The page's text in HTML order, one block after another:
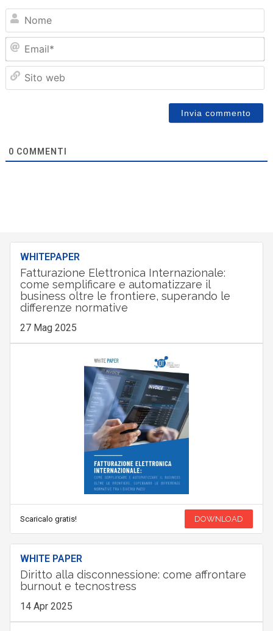
0 COMMENTI
WHITEPAPER
Fatturazione Elettronica Internazionale:
come semplificare e automatizzare il
business oltre le frontiere, superando le
differenze normative
27 Mag 2025
Scaricalo gratis! DOWNLOAD
WHITE PAPER
Diritto alla disconnessione: come affrontare
burnout e tecnostress
14 Apr 2025